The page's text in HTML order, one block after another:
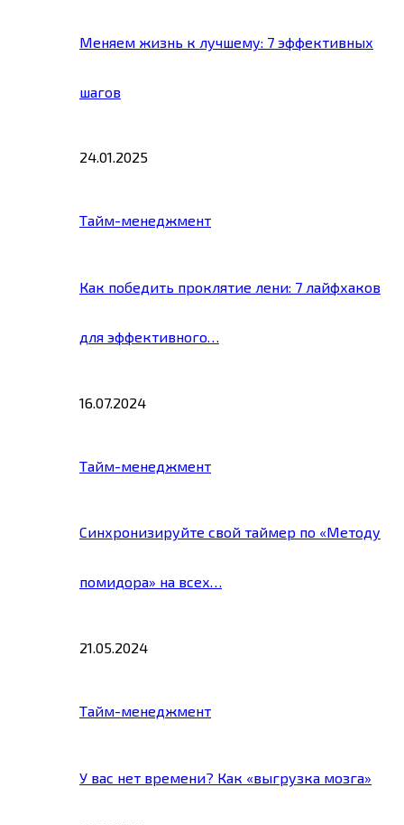
Меняем жизнь к лучшему: 7 эффективных
шагов
24.01.2025
Тайм-менеджмент
Как победить проклятие лени: 7 лайфхаков
для эффективного…
16.07.2024
Тайм-менеджмент
Синхронизируйте свой таймер по «Методу
помидора» на всех…
21.05.2024
Тайм-менеджмент
У вас нет времени? Как «выгрузка мозга»